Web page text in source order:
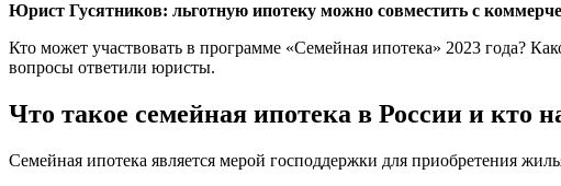
Юрист Гусятников: льготную ипотеку можно совместить с
Кто может участвовать в программе «Семейная ипотека» 2023 года?
вопросы ответили юристы.
Что такое семейная ипотека в России и кто
Семейная ипотека является мерой господдержки для приобретения